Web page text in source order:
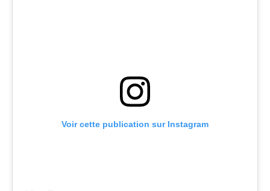
Voir cette publication sur Instagram